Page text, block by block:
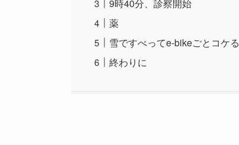
9時40分、診察開始
薬
雪ですべってe-bikeごとコケる
終わりに